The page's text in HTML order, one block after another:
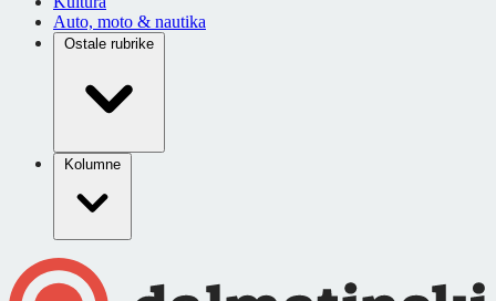
Auto, moto & nautika
Ostale rubrike
Kolumne